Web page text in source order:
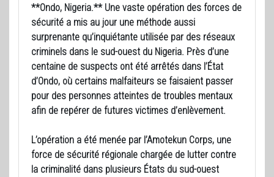
**Ondo, Nigeria.** Une vaste opération des forces de
sécurité a mis au jour une méthode aussi
surprenante qu’inquiétante utilisée par des réseaux
criminels dans le sud-ouest du Nigeria. Près d’une
centaine de suspects ont été arrêtés dans l’État
d’Ondo, où certains malfaiteurs se faisaient passer
pour des personnes atteintes de troubles mentaux
afin de repérer de futures victimes d’enlèvement.
L’opération a été menée par l’Amotekun Corps, une
force de sécurité régionale chargée de lutter contre
la criminalité dans plusieurs États du sud-ouest